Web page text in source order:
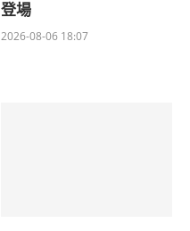
登場
2026-08-06 18:07